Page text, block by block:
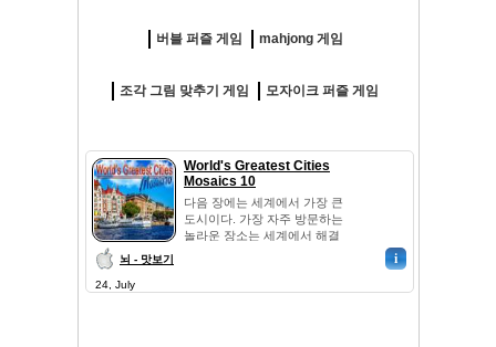
버블 퍼즐 게임 mahjong 게임
조각 그림 맞추기 게임 모자이크 퍼즐 게임
World's Greatest Cities
Mosaics 10
다음 장에는 세계에서 가장 큰
도시이다. 가장 자주 방문하는
놀라운 장소는 세계에서 해결
뇌 - 맛보기 i
24, July